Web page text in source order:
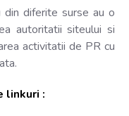
diferite surse au o
autoritatii siteului si
activitatii de PR cu
linkuri :